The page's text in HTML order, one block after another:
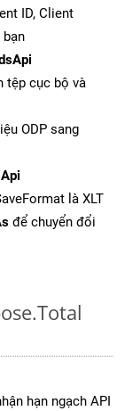
ID, Client
bạn
tệp cục bộ và
ODP sang
là XLT
để chuyển đổi
hạn ngạch API